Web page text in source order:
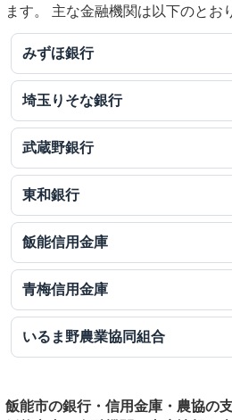
ます。 主な金融機関は以下のとお
みずほ銀行
埼玉りそな銀行
武蔵野銀行
東和銀行
飯能信用金庫
青梅信用金庫
いるま野農業協同組合
飯能市の銀行・信用金庫・農協の